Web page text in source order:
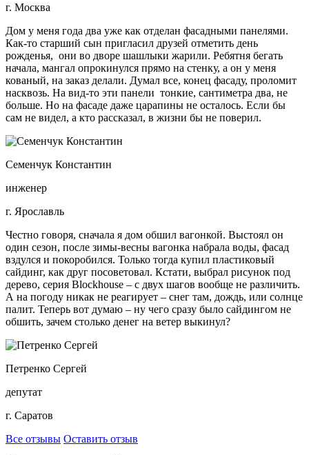
г. Москва
Дом у меня года два уже как отделан фасадными панелями.
Как-то старший сын пригласил друзей отметить день
рожденья, они во дворе шашлыки жарили. Ребятня бегать
начала, мангал опрокинулся прямо на стенку, а он у меня
кованый, на заказ делали. Думал все, конец фасаду, проломит
насквозь. На вид-то эти панели тонкие, сантиметра два, не
больше. Но на фасаде даже царапины не осталось. Если бы
сам не видел, а кто рассказал, в жизни бы не поверил.
Семенчук Константин
инженер
г. Ярославль
Честно говоря, сначала я дом обшил вагонкой. Выстоял он
один сезон, после зимы-весны вагонка набрала воды, фасад
вздулся и покоробился. Только тогда купил пластиковый
сайдинг, как друг посоветовал. Кстати, выбрал рисунок под
дерево, серия Blockhouse – с двух шагов вообще не различить.
А на погоду никак не реагирует – снег там, дождь, или солнце
палит. Теперь вот думаю – ну чего сразу было сайдингом не
обшить, зачем столько денег на ветер выкинул?
Петренко Сергей
депутат
г. Саратов
Все отзывы Оставить отзыв